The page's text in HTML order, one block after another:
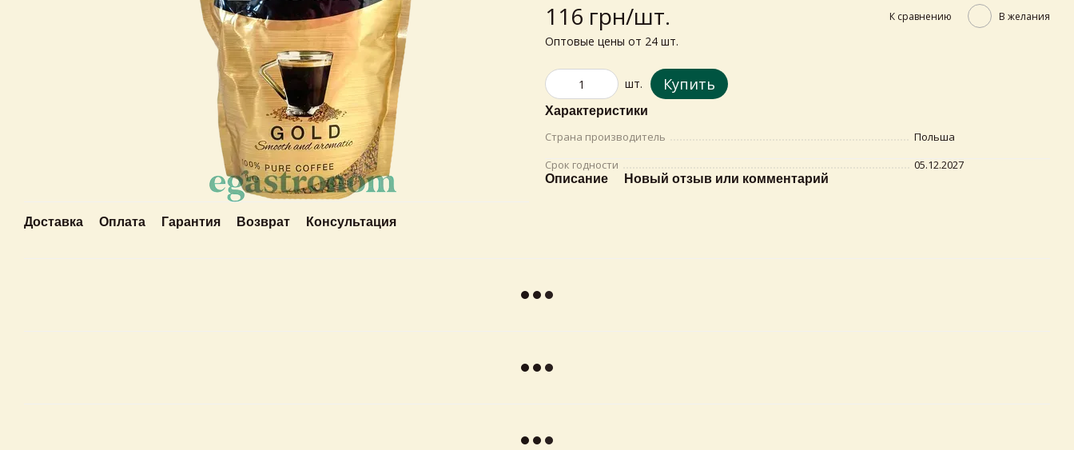
Доставка Оплата Гарантия Возврат Консультация
116 грн/шт. К сравнению В желания
Оптовые цены от 24 шт.
шт. Купить
Характеристики
Страна производитель
Польша
Срок годности
05.12.2027
Описание Новый отзыв или комментарий